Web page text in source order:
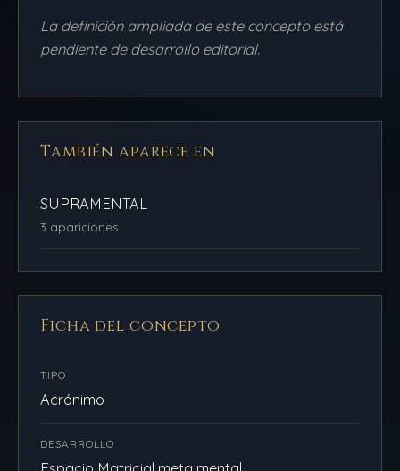
La definición ampliada de este concepto está
pendiente de desarrollo editorial.
También aparece en
SUPRAMENTAL
3 apariciones
Ficha del concepto
TIPO
Acrónimo
DESARROLLO